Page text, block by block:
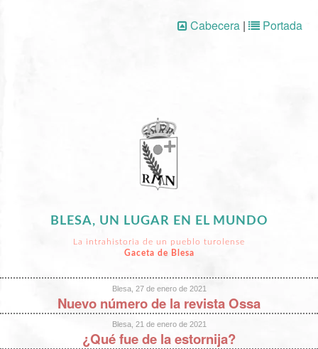
Cabecera| Portada
BLESA, UN LUGAR EN EL MUNDO
La intrahistoria de un pueblo turolense
Gaceta de Blesa
Blesa, 27 de enero de 2021
Nuevo número de la revista Ossa
Blesa, 21 de enero de 2021
¿Qué fue de la estornija?